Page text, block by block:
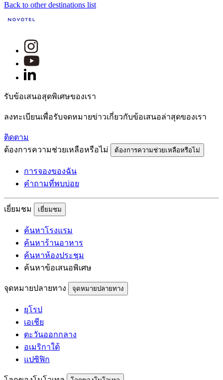
Back to other destinations list
รับข้อเสนอสุดพิเศษของเรา
ลงทะเบียนเพื่อรับจดหมายข่าวเกี่ยวกับข้อเสนอล่าสุดของเรา
ติดตาม
ต้องการความช่วยเหลือหรือไม่
ต้องการความช่วยเหลือหรือไม่
การจองของฉัน
คำถามที่พบบ่อย
เยี่ยมชม เยี่ยมชม
ค้นหาโรงแรม
ค้นหาร้านอาหาร
ค้นหาห้องประชุม
ค้นหาข้อเสนอพิเศษ
จุดหมายปลายทาง จุดหมายปลายทาง
ยุโรป
เอเชีย
ตะวันออกกลาง
อเมริกาใต้
แปซิฟิก